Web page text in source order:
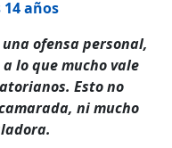
años
ofensa personal,
lo que mucho vale
Esto no
ni mucho